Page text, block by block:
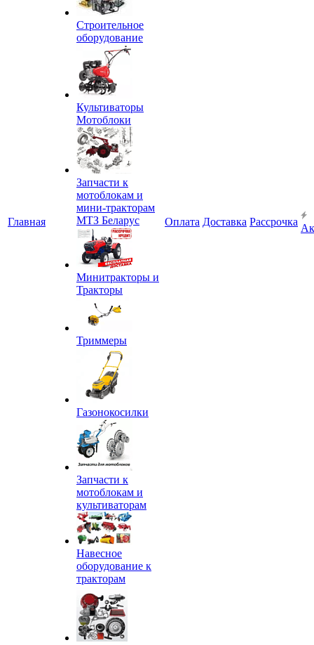
Главная
Строительное
оборудование
Культиваторы
Мотоблоки
Запчасти к
мотоблокам и
мини-тракторам
МТЗ Беларус
Минитракторы и
Тракторы
Триммеры
Газонокосилки
Запчасти к
мотоблокам и
культиваторам
Навесное
оборудование к
тракторам
Оплата Доставка Рассрочка